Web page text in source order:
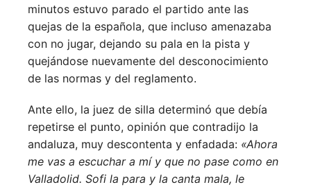
minutos estuvo parado el partido ante las
quejas de la española, que incluso amenazaba
con no jugar, dejando su pala en la pista y
quejándose nuevamente del desconocimiento
de las normas y del reglamento.
Ante ello, la juez de silla determinó que debía
repetirse el punto, opinión que contradijo la
andaluza, muy descontenta y enfadada: «Ahora
me vas a escuchar a mí y que no pase como en
Valladolid. Sofi la para y la canta mala, le